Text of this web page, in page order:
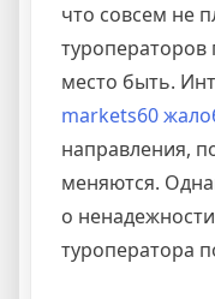
что совсем не
туроператоров
место быть.
markets60
направления,
меняются.
о
туроператора